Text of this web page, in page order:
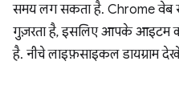
समय लग सकता है. Chrome वेब
गुज़रता है, इसलिए आपके आइटम की
है. नीचे लाइफ़साइकल डायग्राम